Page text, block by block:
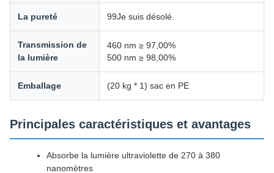
La pureté 99Je suis désolé.
Transmission de
la lumière
460 nm ≥ 97,00%
500 nm ≥ 98,00%
Emballage (20 kg * 1) sac en PE
Principales caractéristiques et avantages
Absorbe la lumière ultraviolette de 270 à 380
nanomètres